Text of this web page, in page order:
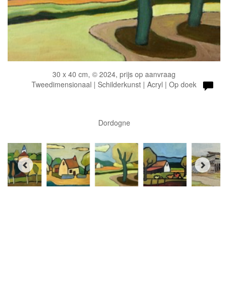
30 x 40 cm, © 2024, prijs op aanvraag
Tweedimensionaal | Schilderkunst | Acryl | Op doek
Dordogne